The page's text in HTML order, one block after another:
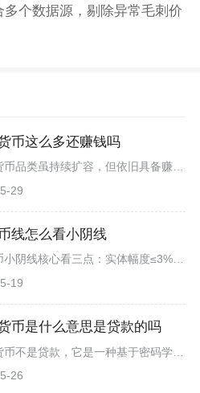
个数据源，剔除异常毛刺价
币这么多还赚钱吗
加密货币品类虽持续扩容，但依旧具备赚钱机会，只是盈利逻辑、参与门槛和风险结构已和早期市场截然不同，并非人人都能轻松获利。当前全球加密货币币种已超上万种，主流币种、山寨币、MEME币、公链代币、平台币等品类持续新增，看似赛道拥挤、代币泛滥，实则赚钱机会集中在少数核心资产与特定行情周期中。比特币、以太坊这类头部加密货币，凭借共识度、流动性、机构持仓基础，长期保持价格波动带来的交易与持有收益，机构资金、现货ETF资金持续入场，进一步稳定了主流币的价值底盘，熊市回撤可控，牛市收益上限
29
线怎么看小阴线
比特币小阴线核心看三点：实体幅度≤3%、影线长短、所处趋势位置，缩量小阴线多为震荡回调，放量小阴线才是弱势延续信号，单独小阴线无强反转意义，需结合位置与量价确认。先明确小阴线的基础定义与形态特征，比特币K线中，小阴线指收盘价略低于开盘价、实体较短的阴线，通常涨跌幅在3%以内，上下影线较短或均衡，代表该周期内空头稍占优但力量不强，多空博弈偏均衡，市场观望情绪浓。多数平台以红色显示阴线，实体长度直观反映空头力度，实体越短，空头抛压越弱，若带长下影线，说明下方支撑较强，下跌空间有限
19
币是什么意思是贷款的吗
26